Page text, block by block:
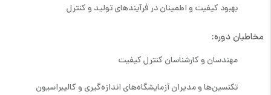
بهبود کیفیت و اطمینان در فرآیندهای تولید و کنترل
مخاطبان دوره:
مهندسان و کارشناسان کنترل کیفیت
تکنسین‌ها و مدیران آزمایشگاه‌های اندازه‌گیری و کالیبراسیون